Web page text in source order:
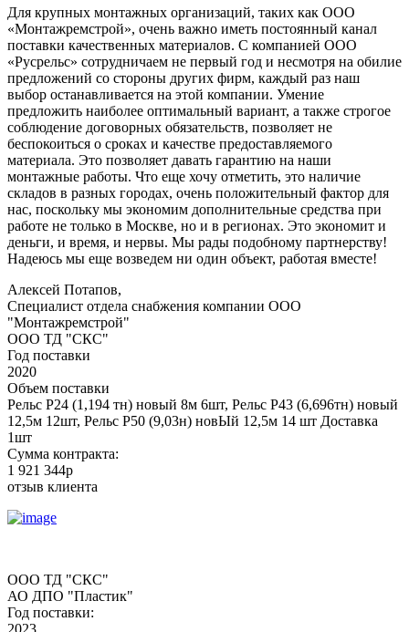
Для крупных монтажных организаций, таких как ООО
«Монтажремстрой», очень важно иметь постоянный канал
поставки качественных материалов. С компанией ООО
«Русрельс» сотрудничаем не первый год и несмотря на обилие
предложений со стороны других фирм, каждый раз наш
выбор останавливается на этой компании. Умение
предложить наиболее оптимальный вариант, а также строгое
соблюдение договорных обязательств, позволяет не
беспокоиться о сроках и качестве предоставляемого
материала. Это позволяет давать гарантию на наши
монтажные работы. Что еще хочу отметить, это наличие
складов в разных городах, очень положительный фактор для
нас, поскольку мы экономим дополнительные средства при
работе не только в Москве, но и в регионах. Это экономит и
деньги, и время, и нервы. Мы рады подобному партнерству!
Надеюсь мы еще возведем ни один объект, работая вместе!
Алексей Потапов,
Специалист отдела снабжения компании ООО
"Монтажремстрой"
ООО ТД "СКС"
Год поставки
2020
Объем поставки
Рельс Р24 (1,194 тн) новый 8м 6шт, Рельс Р43 (6,696тн) новый
12,5м 12шт, Рельс Р50 (9,03н) новЫй 12,5м 14 шт Доставка
1шт
Сумма контракта:
1 921 344р
отзыв клиента
ООО ТД "СКС"
АО ДПО "Пластик"
Год поставки:
2023